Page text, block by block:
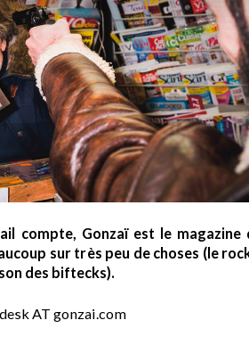
compte, Gonzaï est le magazine
sur très peu de choses (le
des biftecks).
desk AT gonzai.com